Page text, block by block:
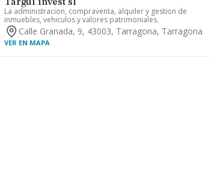
Targui invest sl
La administracion, compraventa, alquiler y gestion de
inmuebles, vehiculos y valores patrimoniales.
Calle Granada, 9, 43003, Tarragona, Tarragona
VER EN MAPA